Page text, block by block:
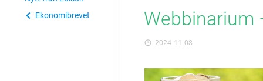
Webbinarium
2024-11-08
Ekonomibrevet